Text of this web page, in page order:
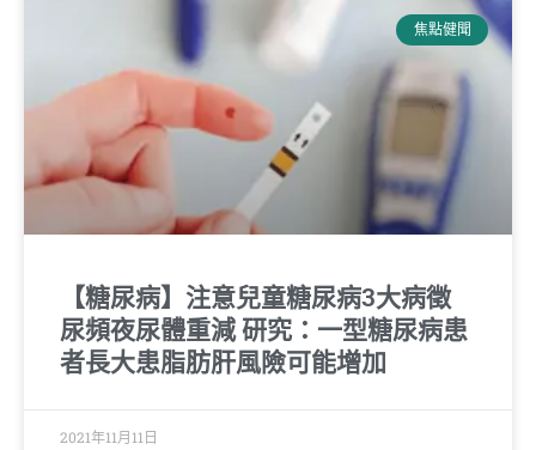
焦點健聞
【糖尿病】注意兒童糖尿病3大病徵
尿頻夜尿體重減 研究：一型糖尿病患
者長大患脂肪肝風險可能增加
2021年11月11日